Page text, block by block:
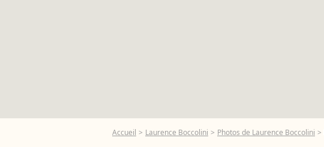
Accueil Laurence Boccolini Photos de Laurence Boccolini